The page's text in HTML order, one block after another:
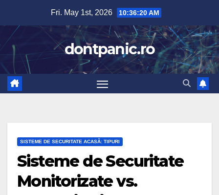
content
Fri. May 1st, 2026 10:36:22 AM
dontpanic.ro
SISTEME DE SECURITATE ACASĂ: TIPURI
Sisteme de Securitate
Monitorizate vs.